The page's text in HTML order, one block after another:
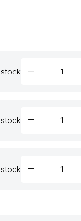
stock remove
stock remove
stock remove